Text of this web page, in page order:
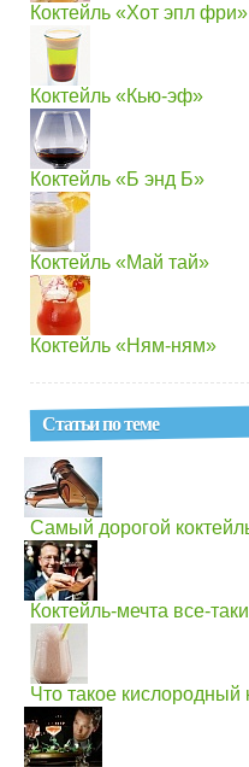
Коктейль «Хот эпл фри»
Коктейль «Кью-эф»
Коктейль «Б энд Б»
Коктейль «Май тай»
Коктейль «Ням-ням»
Статьи по теме
Самый дорогой
Коктейль-мечта все-
Что такое кислородный